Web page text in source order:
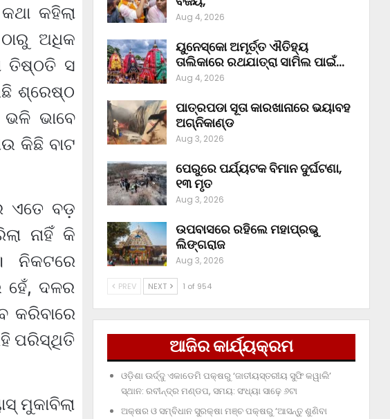
କହିଲା
ଅଧିକ
ତିଷ୍ଠତି ସ
ଶ୍ରେଷ୍ଠ
ଭଳି ଭାବେ
କିଛି ବାଟ
ଏତେ ବଡ଼
ନାହିଁ କି
ନିକଟରେ
ହେଁ, ଦଳର
କରିବାରେ
ପରିସ୍ଥିତି
ମୁକାବିଲା
Aug 4, 2026
ୟୁନେସ୍କୋ ଅମୂର୍ତ୍ତ ଐତିହ୍ୟ
ତାଲିକାରେ ରଥଯାତ୍ରା ସାମିଲ ପାଇଁ…
Aug 4, 2026
ପାତ୍ରପଡା ସୂତା କାରଖାନାରେ ଭୟାବହ
ଅଗ୍ନିକାଣ୍ଡ
Aug 3, 2026
ପେରୁରେ ପର୍ଯ୍ୟଟକ ବିମାନ ଦୁର୍ଘଟଣା,
୧୩ ମୃତ
Aug 3, 2026
ଉପବାସରେ ରହିଲେ ମହାପ୍ରଭୁ
ଲିଙ୍ଗରାଜ
Aug 3, 2026
PREV NEXT 1 of 954
ଆଜିର କାର୍ଯ୍ୟକ୍ରମ
ଓଡ଼ିଶା ଊର୍ଦ୍ଦୁ ଏକାଡେମି ପକ୍ଷରୁ ‘ଜାତୀୟସ୍ତରୀୟ ସୁଫି କୱାଲି’
ସ୍ଥାନ: ରବୀନ୍ଦ୍ର ମଣ୍ଡପ, ସମୟ: ସଂଧ୍ୟା ସାଢ଼େ ୬ଟା
ଅକ୍ଷର ଓ ସମ୍ବିଧାନ ସୁରକ୍ଷା ମଞ୍ଚ ପକ୍ଷରୁ ‘ଆସନ୍ତୁ ଶୁଣିବା